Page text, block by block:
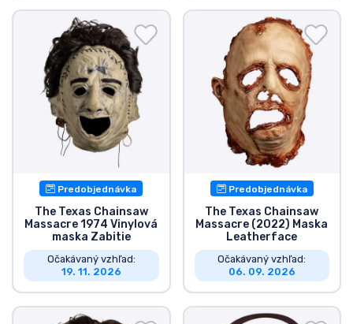
Predobjednávka
The Texas Chainsaw
Massacre 1974 Vinylová
maska Zabitie
Očakávaný vzhľad:
19. 11. 2026
Predobjednávka
The Texas Chainsaw
Massacre (2022) Maska
Leatherface
Očakávaný vzhľad:
06. 09. 2026